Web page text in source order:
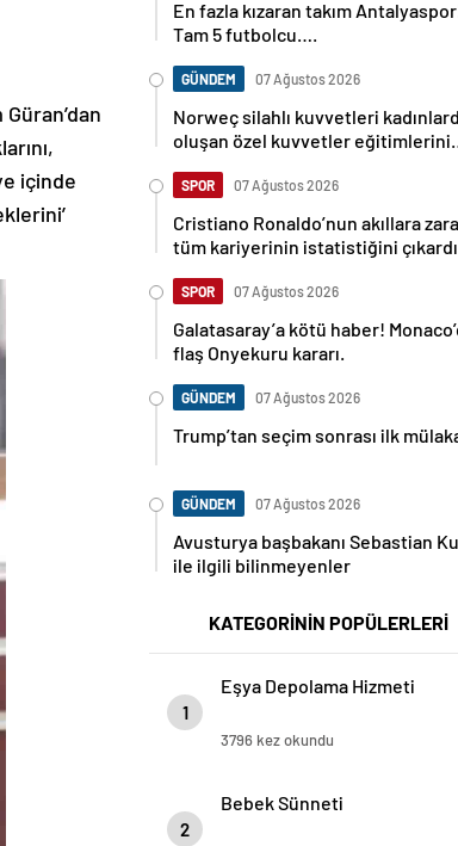
içinde
En fazla kızaran takım
Tam 5 futbolcu….
GÜNDEM 07 Ağustos 2026
Norweç silahlı kuvvetleri
oluşan özel kuvvetler eğitimlerini
SPOR 07 Ağustos 2026
Cristiano Ronaldo’nun akıllara
tüm kariyerinin istatistiğini
SPOR 07 Ağustos 2026
Galatasaray’a kötü haber!
flaş Onyekuru kararı.
GÜNDEM 07 Ağustos 2026
Trump’tan seçim sonrası ilk
GÜNDEM 07 Ağustos 2026
Avusturya başbakanı Sebastian
ile ilgili bilinmeyenler
KATEGORİNİN POPÜLERLERİ
1
Eşya Depolama Hizmeti
3796 kez okundu
2
Bebek Sünneti